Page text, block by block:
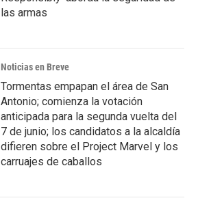
las armas
Noticias en Breve
Tormentas empapan el área de San
Antonio; comienza la votación
anticipada para la segunda vuelta del
7 de junio; los candidatos a la alcaldía
difieren sobre el Project Marvel y los
carruajes de caballos